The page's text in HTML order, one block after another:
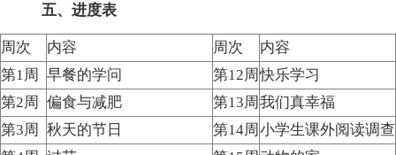
五、进度表
周次 内容 周次
内容
第1周
早餐的学问 第12周 快乐学习
第2周
偏食与减肥 第13周 我们真幸福
第3周
秋天的节日 第14周 小学生课外阅读调查